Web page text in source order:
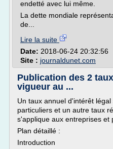
endetté avec lui même.
La dette mondiale
de...
Lire la suite
Date: 2018-06-24 20:32:56
Site : journaldunet.com
Publication des 2
vigueur au ...
Un taux annuel d'intérêt
particuliers et un autre taux
s'applique aux entreprises et
Plan détaillé :
Introduction